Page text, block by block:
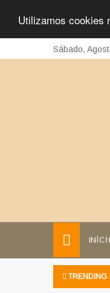
Utilizamos cookies
to
Sábado,
TRENDING